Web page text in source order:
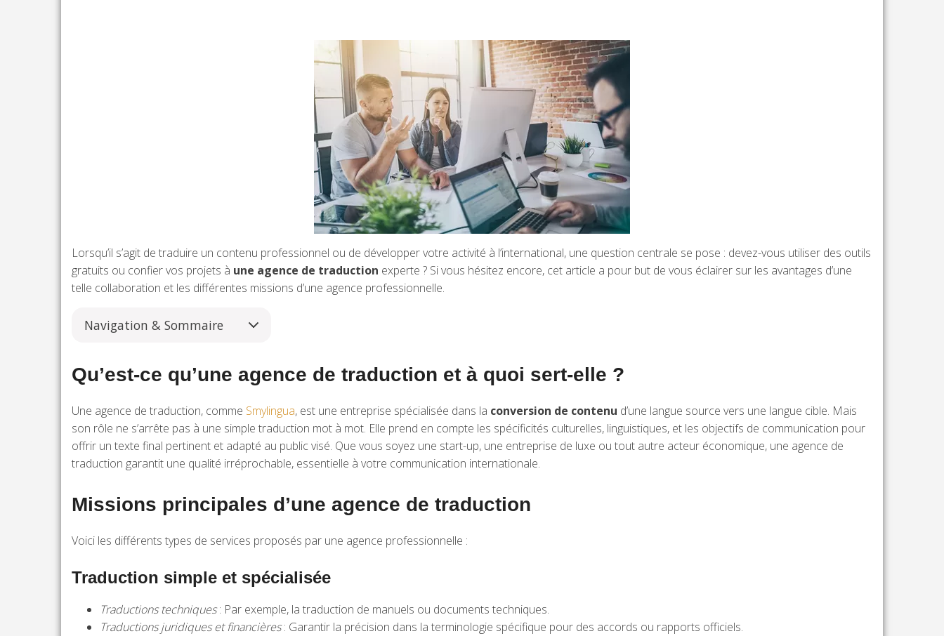
Lorsqu’il s’agit de traduire un contenu professionnel ou de développer votre activité à l’international, une question centrale se pose : devez-vous utiliser des outils
gratuits ou confier vos projets à une agence de traduction experte ? Si vous hésitez encore, cet article a pour but de vous éclairer sur les avantages d’une
telle collaboration et les différentes missions d’une agence professionnelle.
Navigation & Sommaire
Qu’est-ce qu’une agence de traduction et à quoi sert-elle ?
Une agence de traduction, comme Smylingua, est une entreprise spécialisée dans la conversion de contenu d’une langue source vers une langue cible. Mais
son rôle ne s’arrête pas à une simple traduction mot à mot. Elle prend en compte les spécificités culturelles, linguistiques, et les objectifs de communication pour
offrir un texte final pertinent et adapté au public visé. Que vous soyez une start-up, une entreprise de luxe ou tout autre acteur économique, une agence de
traduction garantit une qualité irréprochable, essentielle à votre communication internationale.
Missions principales d’une agence de traduction
Voici les différents types de services proposés par une agence professionnelle :
Traduction simple et spécialisée
Traductions techniques: Par exemple, la traduction de manuels ou documents techniques.
Traductions juridiques et financières: Garantir la précision dans la terminologie spécifique pour des accords ou rapports officiels.